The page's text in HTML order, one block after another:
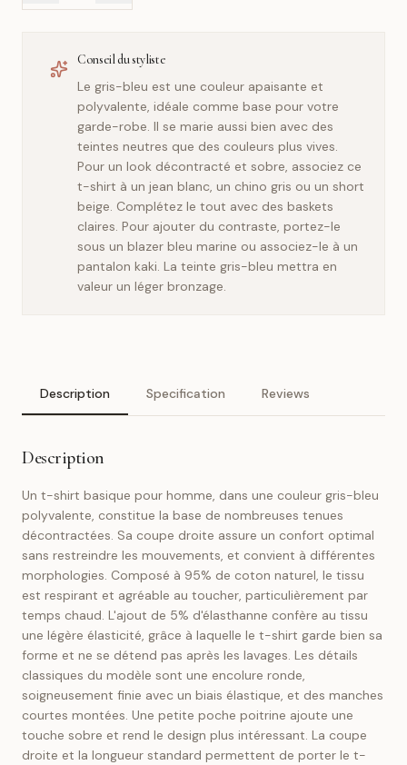
Conseil du styliste
Le gris-bleu est une couleur apaisante et
polyvalente, idéale comme base pour votre
garde-robe. Il se marie aussi bien avec des
teintes neutres que des couleurs plus vives.
Pour un look décontracté et sobre, associez ce
t-shirt à un jean blanc, un chino gris ou un short
beige. Complétez le tout avec des baskets
claires. Pour ajouter du contraste, portez-le
sous un blazer bleu marine ou associez-le à un
pantalon kaki. La teinte gris-bleu mettra en
valeur un léger bronzage.
Description Specification Reviews
Description
Un t-shirt basique pour homme, dans une couleur gris-bleu
polyvalente, constitue la base de nombreuses tenues
décontractées. Sa coupe droite assure un confort optimal
sans restreindre les mouvements, et convient à différentes
morphologies. Composé à 95% de coton naturel, le tissu
est respirant et agréable au toucher, particulièrement par
temps chaud. L'ajout de 5% d'élasthanne confère au tissu
une légère élasticité, grâce à laquelle le t-shirt garde bien sa
forme et ne se détend pas après les lavages. Les détails
classiques du modèle sont une encolure ronde,
soigneusement finie avec un biais élastique, et des manches
courtes montées. Une petite poche poitrine ajoute une
touche sobre et rend le design plus intéressant. La coupe
droite et la longueur standard permettent de porter le t-